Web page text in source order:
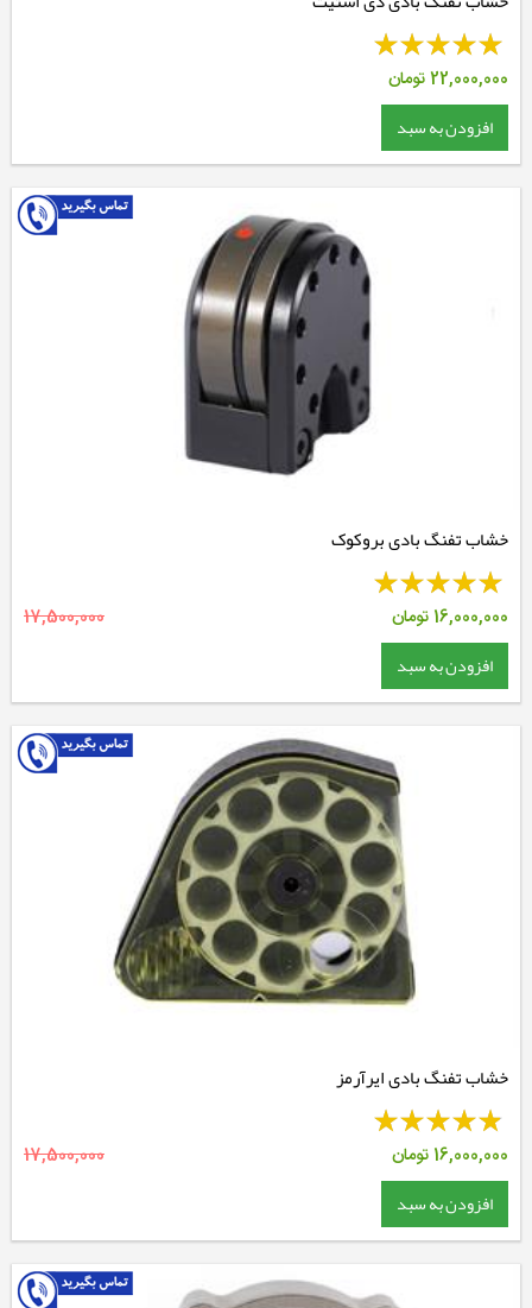
22,000,000تومان
افزودن به سبد
خشاب تفنگ بادی بروکوک
16,000,000 تومان 17,500,000
افزودن به سبد
خشاب تفنگ بادی ایرآرمز
16,000,000 تومان 17,500,000
افزودن به سبد